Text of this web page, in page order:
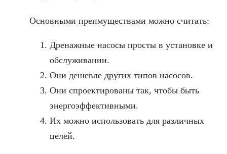
Основными преимуществами можно считать:
Дренажные насосы просты в установке и
обслуживании.
Они дешевле других типов насосов.
Они спроектированы так, чтобы быть
энергоэффективными.
Их можно использовать для различных
целей.